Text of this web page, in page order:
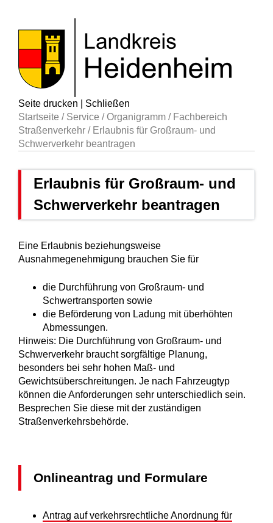
Seite drucken
Schließen
Startseite / Service /Organigramm / Fachbereich
Straßenverkehr / Erlaubnis für Großraum- und
Schwerverkehr beantragen
Erlaubnis für Großraum- und
Schwerverkehr beantragen
Eine Erlaubnis beziehungsweise
Ausnahmegenehmigung brauchen Sie für
die Durchführung von Großraum- und
Schwertransporten sowie
die Beförderung von Ladung mit überhöhten
Abmessungen.
Hinweis: Die Durchführung von Großraum- und
Schwerverkehr braucht sorgfältige Planung,
besonders bei sehr hohen Maß- und
Gewichtsüberschreitungen. Je nach Fahrzeugtyp
können die Anforderungen sehr unterschiedlich sein.
Besprechen Sie diese mit der zuständigen
Straßenverkehrsbehörde.
Onlineantrag und Formulare
Antrag auf verkehrsrechtliche Anordnung für